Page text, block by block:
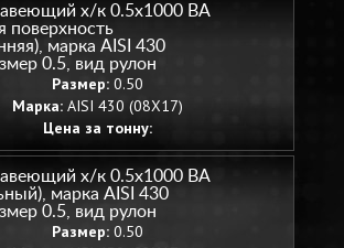
х/к 0.5х1000 BA
поверхность
марка AISI 430
0.5, вид рулон
Размер:0.50
Марка:AISI 430 (08Х17)
Цена за тонну:
х/к 0.5х1000 BA
марка AISI 430
0.5, вид рулон
Размер:0.50